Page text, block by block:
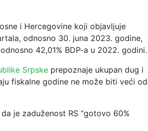
i Hercegovine koji objavljuje
odnosno 30. juna 2023. godine,
42,01% BDP-a u 2022. godini.
Srpske prepoznaje ukupan dug i
fiskalne godine ne može biti veći od
je zaduženost RS “gotovo 60%